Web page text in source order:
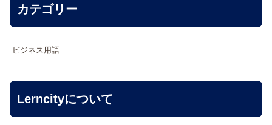
カテゴリー
ビジネス用語
Lerncityについて